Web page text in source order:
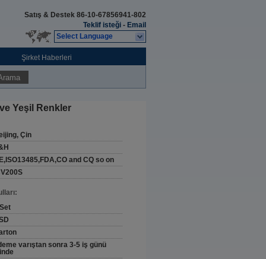
Satış & Destek 86-10-67856941-802
Teklif isteği - Email
Select Language
Şirket Haberleri
Yeşil Renkler
Çin
and CQ so on
varıştan sonra 3-5 iş günü